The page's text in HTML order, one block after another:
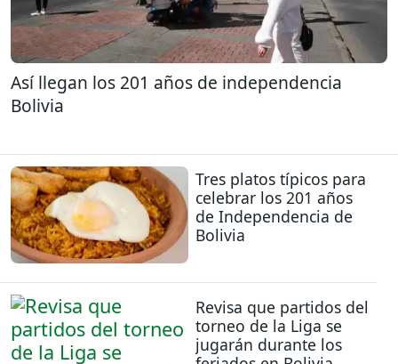
Así llegan los 201 años de independencia
Bolivia
Tres platos típicos para
celebrar los 201 años
de Independencia de
Bolivia
Revisa que partidos del
torneo de la Liga se
jugarán durante los